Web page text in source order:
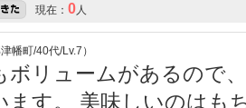
現在： 0人
幡町/40代/Lv.7）
ボリュームがあるので
ます。 美味しいのはも